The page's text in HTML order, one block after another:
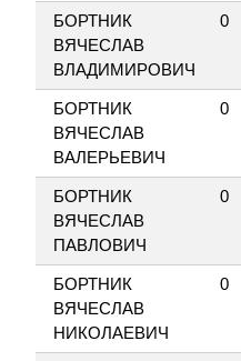
БОРТНИК
ВЯЧЕСЛАВ
ВЛАДИМИРОВИЧ
0
БОРТНИК
ВЯЧЕСЛАВ
ВАЛЕРЬЕВИЧ
0
БОРТНИК
ВЯЧЕСЛАВ
ПАВЛОВИЧ
0
БОРТНИК
ВЯЧЕСЛАВ
НИКОЛАЕВИЧ
0